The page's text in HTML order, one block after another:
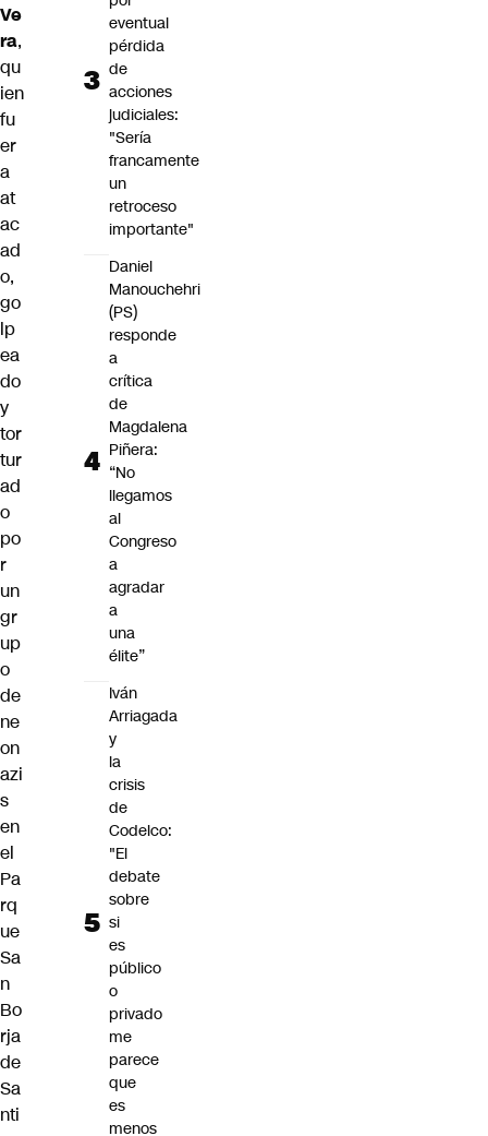
Ve
ra,
qu
ien
fu
er
a
at
ac
ad
o,
go
lp
ea
do
y
tor
tur
ad
o
po
r
un
gr
up
o
de
ne
on
azi
s
en
el
Pa
rq
ue
Sa
n
Bo
rja
de
Sa
nti
eventual
pérdida
de
acciones
judiciales:
"Sería
francamente
un
retroceso
importante"
Daniel
Manouchehri
(PS)
responde
a
crítica
de
Magdalena
Piñera:
“No
llegamos
al
Congreso
a
agradar
a
una
élite”
Iván
Arriagada
y
la
crisis
de
Codelco:
"El
debate
sobre
si
es
público
o
privado
me
parece
que
es
menos